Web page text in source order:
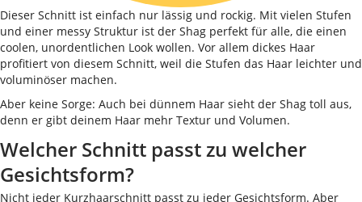
Dieser Schnitt ist einfach nur lässig und rockig. Mit vielen Stufen
und einer messy Struktur ist der Shag perfekt für alle, die einen
coolen, unordentlichen Look wollen. Vor allem dickes Haar
profitiert von diesem Schnitt, weil die Stufen das Haar leichter und
voluminöser machen.
Aber keine Sorge: Auch bei dünnem Haar sieht der Shag toll aus,
denn er gibt deinem Haar mehr Textur und Volumen.
Welcher Schnitt passt zu welcher
Gesichtsform?
Nicht jeder Kurzhaarschnitt passt zu jeder Gesichtsform. Aber